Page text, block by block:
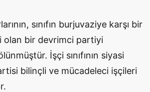
sınıfın burjuvaziye karşı bir
olan bir devrimci partiyi
İşçi sınıfının siyasi
bilinçli ve mücadeleci işçileri